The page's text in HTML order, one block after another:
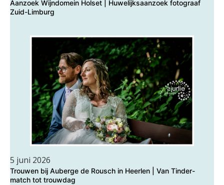
Aanzoek Wijndomein Holset | Huwelijksaanzoek fotograaf
Zuid-Limburg
5 juni 2026
Trouwen bij Auberge de Rousch in Heerlen | Van Tinder-
match tot trouwdag